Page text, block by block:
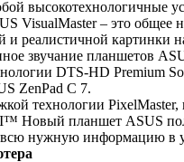
высокотехнологичные
VisualMaster – это общее
и реалистичной картинки
звучание планшетов
DTS-HD Premium
ZenPad C 7.
технологии
Новый планшет ASUS
всю нужную информацию в